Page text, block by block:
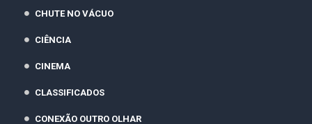
CHUTE NO VÁCUO
CIÊNCIA
CINEMA
CLASSIFICADOS
CONEXÃO OUTRO OLHAR